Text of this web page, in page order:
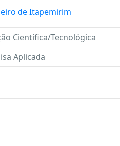
de Itapemirim
Científica/Tecnológica
Aplicada